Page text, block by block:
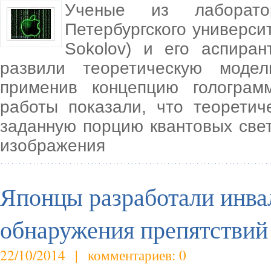
Ученые из
Петербургского
Sokolov) и его
развили теоретическую
применив концепцию
работы показали, что
заданную порцию квантовых
изображения
Японцы разработали
обнаружения препятствий
22/10/2014 | комментариев: 0